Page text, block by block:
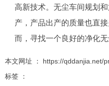
高新技术。无尘车间规划
产，产品出产的质量也直
而，寻找一个良好的净化无
本文网址 ： https://qddanjia.net/
标签 ：